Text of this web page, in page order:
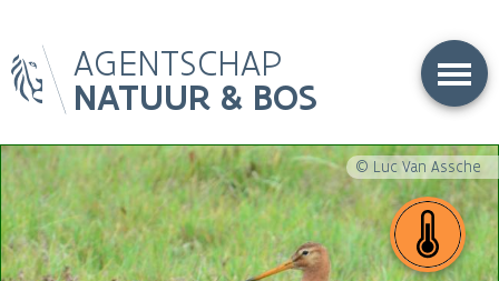
en
naar
gaan
AGENTSCHAP
NATUUR & BOS
© Luc Van Assche